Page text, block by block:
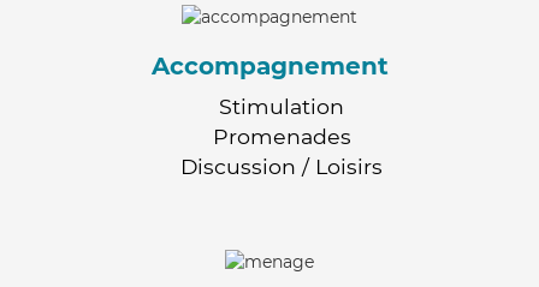
Accompagnement
Stimulation
Promenades
Discussion / Loisirs